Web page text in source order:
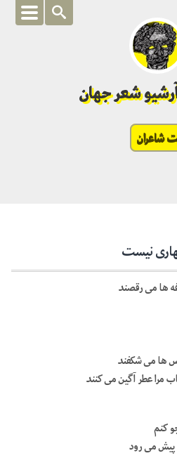
آرشیو شعر جهان
شاعران
نیست
ها می رقصند
ها می شکفند
مرا عطر آگین می کنند
کنم
پیش می رود